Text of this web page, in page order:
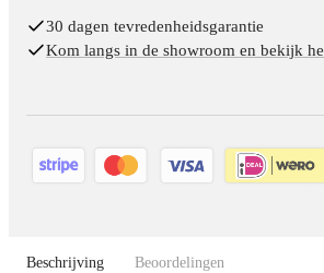
30 dagen tevredenheidsgarantie
Kom langs in de showroom en bekijk
Beschrijving Beoordelingen